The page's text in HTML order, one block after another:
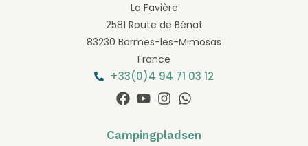
La Favière
2581 Route de Bénat
83230 Bormes-les-Mimosas
France
+33(0)4 94 71 03 12
Campingpladsen